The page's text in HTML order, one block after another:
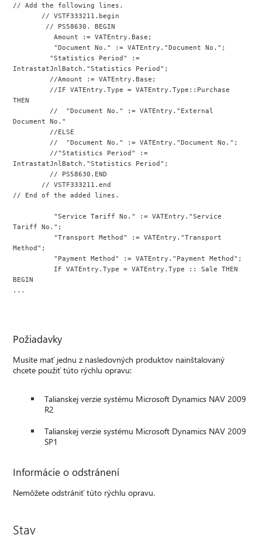
// Add the following lines.
       // VSTF333211.begin
        // PS58630. BEGIN
          Amount := VATEntry.Base;
          "Document No." := VATEntry."Document No.";
IntrastatJnlBatch."Statistics Period";
         //Amount := VATEntry.Base;
THEN
Document No."
         //ELSE
         //  "Document No." := VATEntry."Document No.";
IntrastatJnlBatch."Statistics Period";
         // PS58630.END
       // VSTF333211.end
// End of the added lines.
Tariff No.";
Method";
          "Payment Method" := VATEntry."Payment Method";
BEGIN
...
Požiadavky
Musíte mať jednu z nasledovných produktov nainštalovaný
chcete použiť túto rýchlu opravu:
Talianskej verzie systému Microsoft Dynamics NAV 2009
R2
Talianskej verzie systému Microsoft Dynamics NAV 2009
SP1
Informácie o odstránení
Nemôžete odstrániť túto rýchlu opravu.
Stav